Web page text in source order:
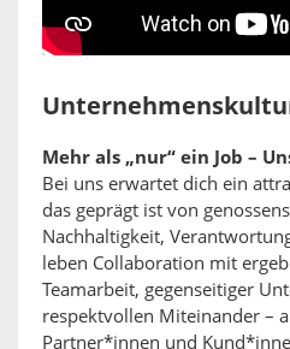
Mehr als „nur“ ein Job –
Bei uns erwartet dich ein
das geprägt ist von
Nachhaltigkeit,
leben Collaboration mit
Teamarbeit, gegenseitiger
respektvollen Miteinander –
Partner*innen und